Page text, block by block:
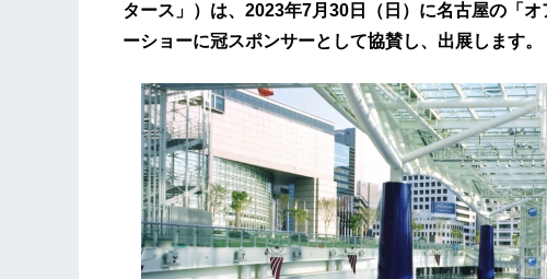
タース」）は、2023年7月30日（日）に名古屋の「
ーショーに冠スポンサーとして協賛し、出展します。